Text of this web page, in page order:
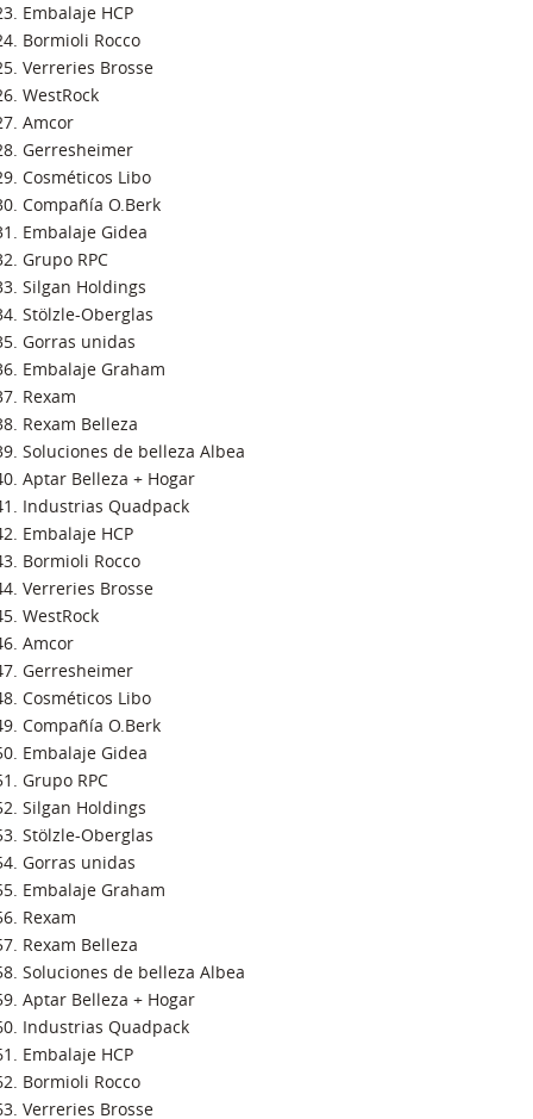
Embalaje HCP
Bormioli Rocco
Verreries Brosse
WestRock
Amcor
Gerresheimer
Cosméticos Libo
Compañía O.Berk
Embalaje Gidea
Grupo RPC
Silgan Holdings
Stölzle-Oberglas
Gorras unidas
Embalaje Graham
Rexam
Rexam Belleza
Soluciones de belleza Albea
Aptar Belleza + Hogar
Industrias Quadpack
Embalaje HCP
Bormioli Rocco
Verreries Brosse
WestRock
Amcor
Gerresheimer
Cosméticos Libo
Compañía O.Berk
Embalaje Gidea
Grupo RPC
Silgan Holdings
Stölzle-Oberglas
Gorras unidas
Embalaje Graham
Rexam
Rexam Belleza
Soluciones de belleza Albea
Aptar Belleza + Hogar
Industrias Quadpack
Embalaje HCP
Bormioli Rocco
Verreries Brosse